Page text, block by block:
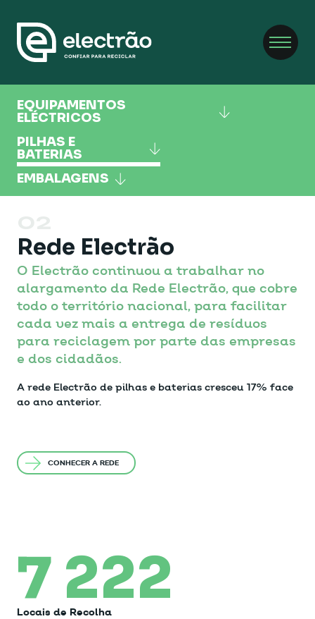
EQUIPAMENTOS
ELÉCTRICOS
PILHAS E
BATERIAS
EMBALAGENS
Rede Electrão
O Electrão continuou a trabalhar no
alargamento da Rede Electrão, que cobre
todo o território nacional, para facilitar
cada vez mais a entrega de resíduos
para reciclagem por parte das empresas
e dos cidadãos.
A rede Electrão de pilhas e baterias cresceu 17% face
ao ano anterior.
CONHECER A REDE
7 222
Locais de Recolha